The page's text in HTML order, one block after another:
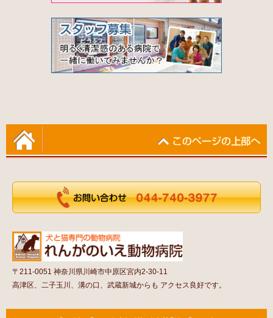
〒211-0051 神奈川県川崎市中原区宮内2-30-11
高津区、二子玉川、溝の口、武蔵新城からも アクセス良好です。